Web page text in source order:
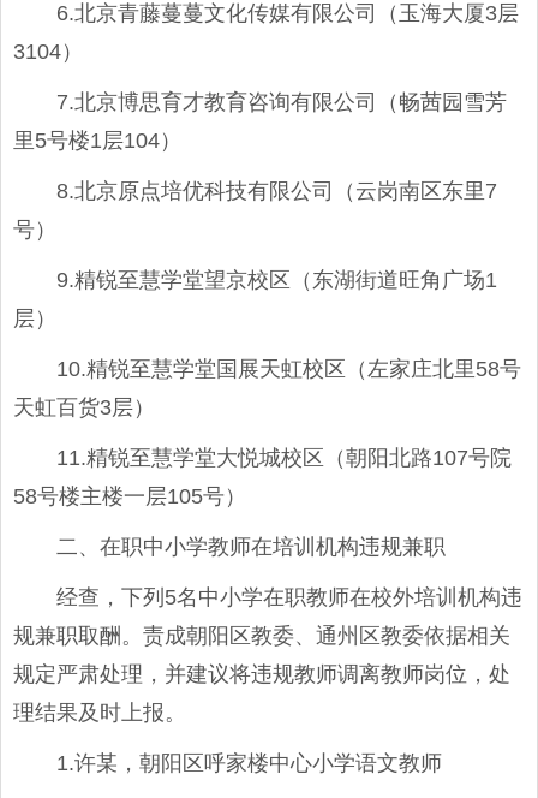
6.北京青藤蔓蔓文化传媒有限公司（玉海大厦3层
3104）
7.北京博思育才教育咨询有限公司（畅茜园雪芳
里5号楼1层104）
8.北京原点培优科技有限公司（云岗南区东里7
号）
9.精锐至慧学堂望京校区（东湖街道旺角广场1
层）
10.精锐至慧学堂国展天虹校区（左家庄北里58号
天虹百货3层）
11.精锐至慧学堂大悦城校区（朝阳北路107号院
58号楼主楼一层105号）
二、在职中小学教师在培训机构违规兼职
经查，下列5名中小学在职教师在校外培训机构违
规兼职取酬。责成朝阳区教委、通州区教委依据相关
规定严肃处理，并建议将违规教师调离教师岗位，处
理结果及时上报。
1.许某，朝阳区呼家楼中心小学语文教师